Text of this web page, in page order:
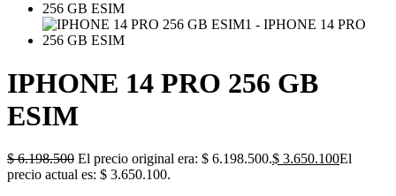
IPHONE 14 PRO 256 GB
ESIM
$6.198.500 El precio original era: $ 6.198.500.$ 3.650.100El
precio actual es: $ 3.650.100.